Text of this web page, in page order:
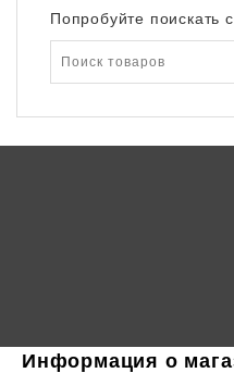
Попробуйте поискать
Информация о